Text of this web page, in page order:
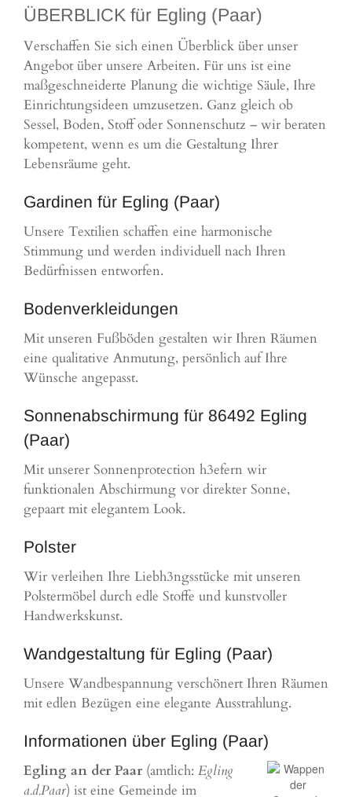
ÜBERBLICK für Egling (Paar)
Verschaffen Sie sich einen Überblick über unser
Angebot über unsere Arbeiten. Für uns ist eine
maßgeschneiderte Planung die wichtige Säule, Ihre
Einrichtungsideen umzusetzen. Ganz gleich ob
Sessel, Boden, Stoff oder Sonnenschutz – wir beraten
kompetent, wenn es um die Gestaltung Ihrer
Lebensräume geht.
Gardinen für Egling (Paar)
Unsere Textilien schaffen eine harmonische
Stimmung und werden individuell nach Ihren
Bedürfnissen entworfen.
Bodenverkleidungen
Mit unseren Fußböden gestalten wir Ihren Räumen
eine qualitative Anmutung, persönlich auf Ihre
Wünsche angepasst.
Sonnenabschirmung für 86492 Egling
(Paar)
Mit unserer Sonnenprotection h3efern wir
funktionalen Abschirmung vor direkter Sonne,
gepaart mit elegantem Look.
Polster
Wir verleihen Ihre Liebh3ngsstücke mit unseren
Polstermöbel durch edle Stoffe und kunstvoller
Handwerkskunst.
Wandgestaltung für Egling (Paar)
Unsere Wandbespannung verschönert Ihren Räumen
mit edlen Bezügen eine elegante Ausstrahlung.
Informationen über Egling (Paar)
Egling an der Paar (amtlich: Egling
a.d.Paar) ist eine Gemeinde im